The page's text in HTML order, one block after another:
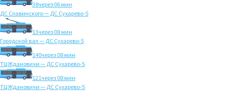
38через 06 мин
ДС Славинского — ДС Сухарево-5
13через 08 мин
Городской вал — ДС Сухарево-5
140через 08 мин
ТЦ Ждановичи — ДС Сухарево-5
121через 08 мин
ТЦ Ждановичи — ДС Сухарево-5